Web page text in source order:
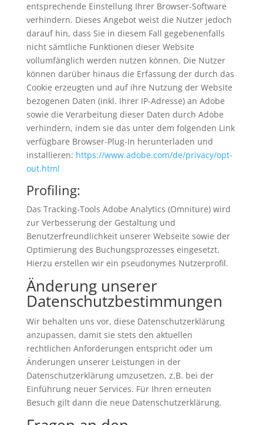
entsprechende Einstellung Ihrer Browser-Software
verhindern. Dieses Angebot weist die Nutzer jedoch
darauf hin, dass Sie in diesem Fall gegebenenfalls
nicht sämtliche Funktionen dieser Website
vollumfänglich werden nutzen können. Die Nutzer
können darüber hinaus die Erfassung der durch das
Cookie erzeugten und auf ihre Nutzung der Website
bezogenen Daten (inkl. Ihrer IP-Adresse) an Adobe
sowie die Verarbeitung dieser Daten durch Adobe
verhindern, indem sie das unter dem folgenden Link
verfügbare Browser-Plug-In herunterladen und
installieren: https://www.adobe.com/de/privacy/opt-
out.html
Profiling:
Das Tracking-Tools Adobe Analytics (Omniture) wird
zur Verbesserung der Gestaltung und
Benutzerfreundlichkeit unserer Webseite sowie der
Optimierung des Buchungsprozesses eingesetzt.
Hierzu erstellen wir ein pseudonymes Nutzerprofil.
Änderung unserer
Datenschutzbestimmungen
Wir behalten uns vor, diese Datenschutzerklärung
anzupassen, damit sie stets den aktuellen
rechtlichen Anforderungen entspricht oder um
Änderungen unserer Leistungen in der
Datenschutzerklärung umzusetzen, z.B. bei der
Einführung neuer Services. Für Ihren erneuten
Besuch gilt dann die neue Datenschutzerklärung.